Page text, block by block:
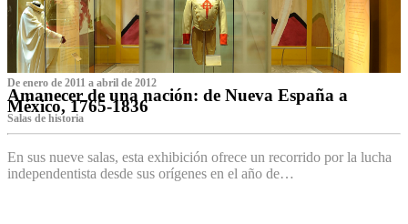
De enero de 2011 a abril de 2012
Amanecer de una nación: de Nueva España a
México, 1765-1836
Salas de historia
En sus nueve salas, esta exhibición ofrece un recorrido por la lucha
independentista desde sus orígenes en el año de…